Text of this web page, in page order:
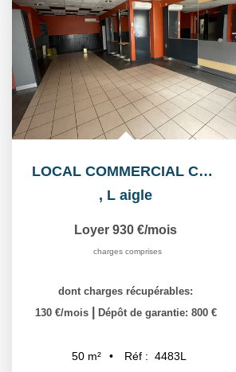
LOCAL COMMERCIAL CENTRE VILLE
, L aigle
Loyer 930 €/mois
charges comprises
dont charges récupérables:
130 €/mois
Dépôt de garantie: 800 €
50 m² Réf : 4483L